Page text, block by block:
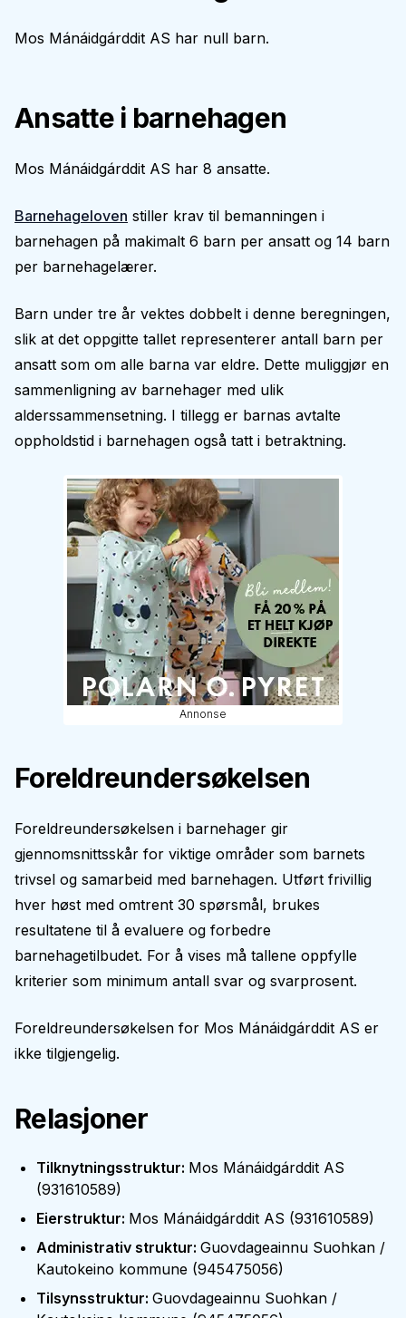
Mos Mánáidgárddit AS har null barn.
Ansatte i barnehagen
Mos Mánáidgárddit AS har 8 ansatte.
Barnehageloven stiller krav til bemanningen i
barnehagen på makimalt 6 barn per ansatt og 14 barn
per barnehagelærer.
Barn under tre år vektes dobbelt i denne beregningen,
slik at det oppgitte tallet representerer antall barn per
ansatt som om alle barna var eldre. Dette muliggjør en
sammenligning av barnehager med ulik
alderssammensetning. I tillegg er barnas avtalte
oppholdstid i barnehagen også tatt i betraktning.
Annonse
Foreldreundersøkelsen
Foreldreundersøkelsen i barnehager gir
gjennomsnittsskår for viktige områder som barnets
trivsel og samarbeid med barnehagen. Utført frivillig
hver høst med omtrent 30 spørsmål, brukes
resultatene til å evaluere og forbedre
barnehagetilbudet. For å vises må tallene oppfylle
kriterier som minimum antall svar og svarprosent.
Foreldreundersøkelsen for Mos Mánáidgárddit AS er
ikke tilgjengelig.
Relasjoner
Tilknytningsstruktur: Mos Mánáidgárddit AS
(931610589)
Eierstruktur: Mos Mánáidgárddit AS (931610589)
Administrativ struktur: Guovdageainnu Suohkan /
Kautokeino kommune (945475056)
Tilsynsstruktur: Guovdageainnu Suohkan /